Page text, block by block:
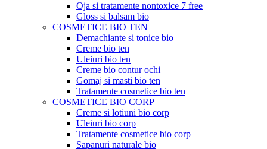
Oja si tratamente nontoxice 7 free
Gloss si balsam bio
COSMETICE BIO TEN
Demachiante si tonice bio
Creme bio ten
Uleiuri bio ten
Creme bio contur ochi
Gomaj si masti bio ten
Tratamente cosmetice bio ten
COSMETICE BIO CORP
Creme si lotiuni bio corp
Uleiuri bio corp
Tratamente cosmetice bio corp
Sapanuri naturale bio